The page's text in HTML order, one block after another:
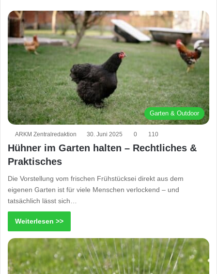
Garten & Outdoor
ARKM Zentralredaktion 30. Juni 2025 0 110
Hühner im Garten halten – Rechtliches &
Praktisches
Die Vorstellung vom frischen Frühstücksei direkt aus dem
eigenen Garten ist für viele Menschen verlockend – und
tatsächlich lässt sich…
Weiterlesen >>